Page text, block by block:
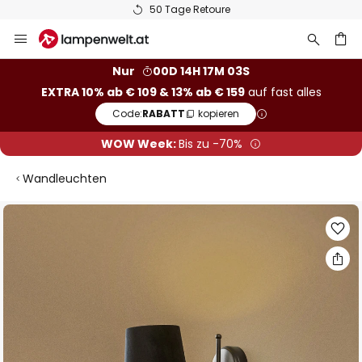
50 Tage Retoure
Inhalt
Nur
00D 14H 17M 02S
EXTRA 10% ab € 109 & 13% ab € 159auf fast alles
Code:RABATT kopieren
WOW Week:Bis zu -70%
Wandleuchten
Zum